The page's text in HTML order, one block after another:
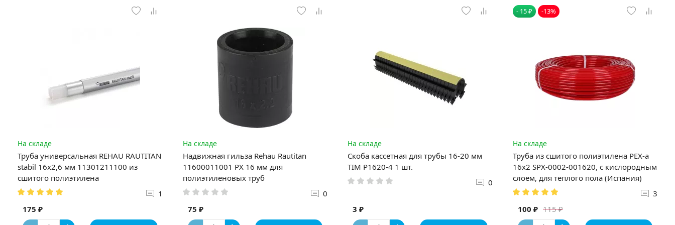
На складе
Труба универсальная REHAU RAUTITAN
stabil 16х2,6 мм 11301211100 из
сшитого полиэтилена
1
175 ₽
На складе
Надвижная гильза Rehau Rautitan
11600011001 PX 16 мм для
полиэтиленовых труб
0
75 ₽
На складе
Скоба кассетная для трубы 16-20 мм
TIM P1620-4 1 шт.
0
3 ₽
- 15 ₽ -13%
На складе
Труба из сшитого полиэтилена PEX-a
16х2 SPX-0002-001620, с кислородным
слоем, для теплого пола (Испания)
3
115 ₽
100 ₽